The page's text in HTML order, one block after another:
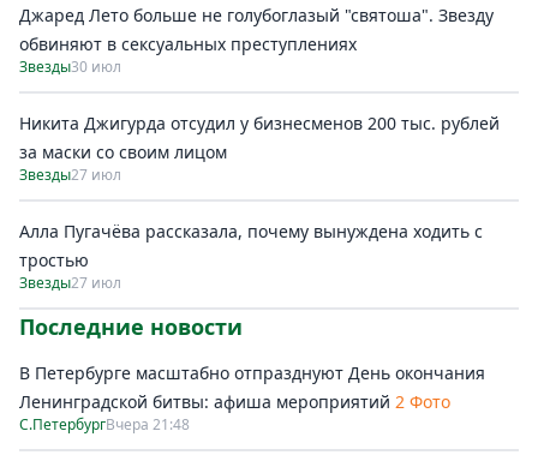
Джаред Лето больше не голубоглазый "святоша". Звезду
обвиняют в сексуальных преступлениях
Звезды30 июл
Никита Джигурда отсудил у бизнесменов 200 тыс. рублей
за маски со своим лицом
Звезды27 июл
Алла Пугачёва рассказала, почему вынуждена ходить с
тростью
Звезды27 июл
Последние новости
В Петербурге масштабно отпразднуют День окончания
Ленинградской битвы: афиша мероприятий 2 Фото
С.ПетербургВчера 21:48